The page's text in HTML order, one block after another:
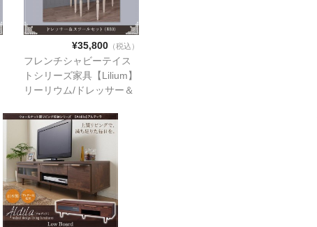
¥35,800 （税込）
フレンチシャビーテイス
トシリーズ家具【Lilium】
リーリウム/ドレッサー＆